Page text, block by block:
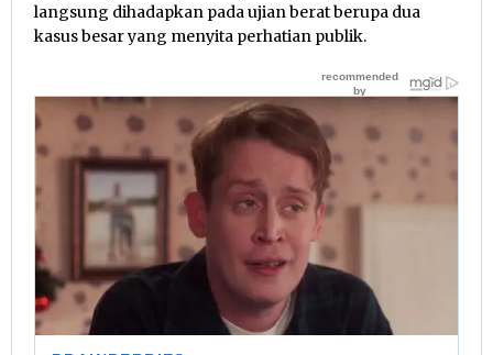
langsung dihadapkan pada ujian berat berupa dua
kasus besar yang menyita perhatian publik.